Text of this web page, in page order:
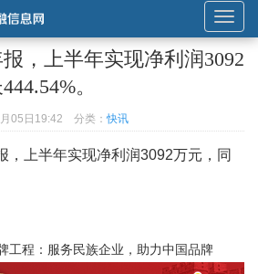
展
开
或
导
航
，上半年实现净利润3092
。
05日19:42 分类：快讯
，上半年实现净利润3092万元，同
工程：服务民族企业，助力中国品牌